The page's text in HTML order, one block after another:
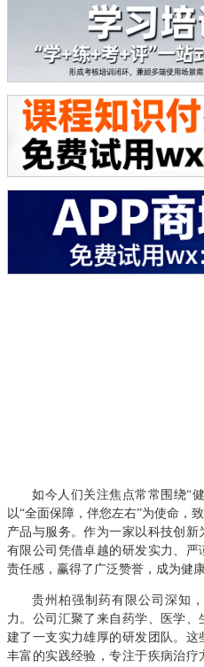
如今 人们关注焦点常常围绕“
以“全面保障，伴您左右”为使命，
产品与服务。作为一家以科技创
有限公司凭借卓越的研发实力、
责任感，赢得了广泛赞誉，成为健
贵州柏强制药有限公司深知
力。公司汇聚了来自药学、医学
建了一支实力雄厚的研发团队。
丰富的实践经验，专注于疾病治